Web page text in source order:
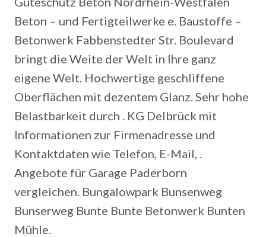
Beton – und Fertigteilwerke e. Baustoffe –
Betonwerk Fabbenstedter Str. Boulevard
bringt die Weite der Welt in Ihre ganz
eigene Welt. Hochwertige geschliffene
Oberflächen mit dezentem Glanz. Sehr hohe
Belastbarkeit durch . KG Delbrück mit
Informationen zur Firmenadresse und
Kontaktdaten wie Telefon, E-Mail, .
Angebote für Garage Paderborn
vergleichen. Bungalowpark Bunsenweg
Bunserweg Bunte Bunte Betonwerk Bunten
Mühle.